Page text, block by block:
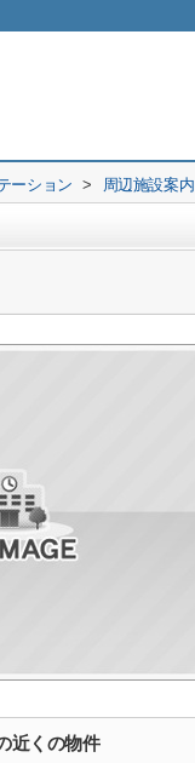
ーション > 周辺施設案内
近くの物件